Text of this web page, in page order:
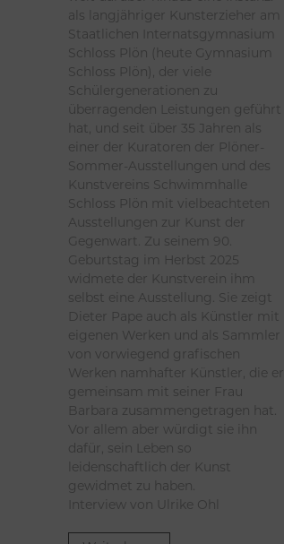
als langjähriger Kunsterzieher am
Staatlichen Internatsgymnasium
Schloss Plön (heute Gymnasium
Schloss Plön), der viele
Schülergenerationen zu
überragenden Leistungen geführt
hat, und seit über 35 Jahren als
einer der Kuratoren der Plöner-
Sommer-Ausstellungen und des
Kunstvereins Schwimmhalle
Schloss Plön mit vielbeachteten
Ausstellungen zur Kunst der
Gegenwart. Zu seinem 90.
Geburtstag im Herbst 2025
widmete der Kunstverein ihm
selbst eine Ausstellung. Sie zeigt
Dieter Pape auch als Künstler mit
eigenen Werken und als Sammler
von vorwiegend grafischen
Werken namhafter Künstler, die er
gemeinsam mit seiner Frau
Barbara zusammengetragen hat.
Vor allem aber würdigt sie ihn
dafür, sein Leben so
leidenschaftlich der Kunst
gewidmet zu haben.
Interview von Ulrike Ohl